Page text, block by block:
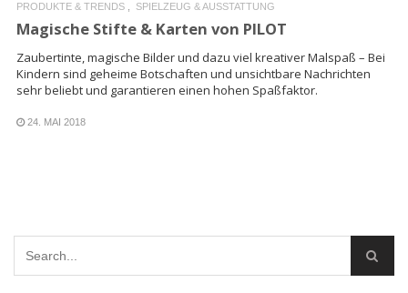
PRODUKTE & TRENDS SPIELZEUG & AUSSTATTUNG
Magische Stifte & Karten von PILOT
Zaubertinte, magische Bilder und dazu viel kreativer Malspaß – Bei
Kindern sind geheime Botschaften und unsichtbare Nachrichten
sehr beliebt und garantieren einen hohen Spaßfaktor.
24. MAI 2018